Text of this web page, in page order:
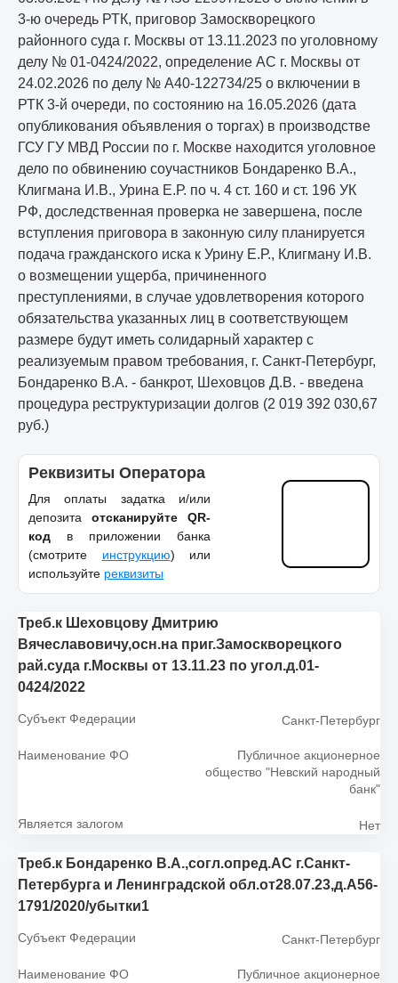
3-ю очередь РТК, приговор Замоскворецкого
районного суда г. Москвы от 13.11.2023 по уголовному
делу № 01-0424/2022, определение АС г. Москвы от
24.02.2026 по делу № А40-122734/25 о включении в
РТК 3-й очереди, по состоянию на 16.05.2026 (дата
опубликования объявления о торгах) в производстве
ГСУ ГУ МВД России по г. Москве находится уголовное
дело по обвинению соучастников Бондаренко В.А.,
Клигмана И.В., Урина Е.Р. по ч. 4 ст. 160 и ст. 196 УК
РФ, доследственная проверка не завершена, после
вступления приговора в законную силу планируется
подача гражданского иска к Урину Е.Р., Клигману И.В.
о возмещении ущерба, причиненного
преступлениями, в случае удовлетворения которого
обязательства указанных лиц в соответствующем
размере будут иметь солидарный характер с
реализуемым правом требования, г. Санкт-Петербург,
Бондаренко В.А. - банкрот, Шеховцов Д.В. - введена
процедура реструктуризации долгов (2 019 392 030,67
руб.)
Реквизиты Оператора
Для оплаты задатка и/или
депозита отсканируйте QR-
код в приложении банка
(смотрите инструкцию) или
используйте реквизиты
Треб.к Шеховцову Дмитрию
Вячеславовичу,осн.на приг.Замоскворецкого
рай.суда г.Москвы от 13.11.23 по угол.д.01-
0424/2022
Субъект Федерации Санкт-Петербург
Наименование ФО
Публичное акционерное
общество "Невский народный
банк"
Является залогом Нет
Треб.к Бондаренко В.А.,согл.опред.АС г.Санкт-
Петербурга и Ленинградской обл.от28.07.23,д.А56-
1791/2020/убытки1
Субъект Федерации Санкт-Петербург
Наименование ФО
Публичное акционерное